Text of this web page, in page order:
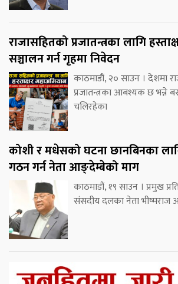
राजासहितको प्रजातन्त्रका लागि
सञ्चालन गर्न गृहमा निवेदन
काठमाडौं, २० साउन । देशमा
प्रजातन्त्रका आबश्यक छ
चलिरहेका
कोशी र मधेसको घटना छानबिनका
गठन गर्न नेता आङ्देम्बेको माग
काठमाडौं, १९ साउन । प्रमुख
संसदीय दलका नेता